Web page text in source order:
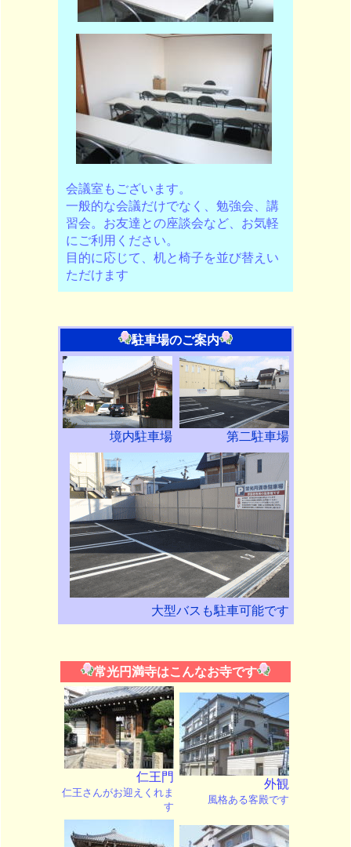
会議室もございます。
一般的な会議だけでなく、勉強会、講
習会。お友達との座談会など、お気軽
にご利用ください。
目的に応じて、机と椅子を並び替えい
ただけます
駐車場のご案内
境内駐車場 第二駐車場
大型バスも駐車可能です
常光円満寺はこんなお寺です
仁王門
仁王さんがお迎えくれま
す
外観
風格ある客殿です